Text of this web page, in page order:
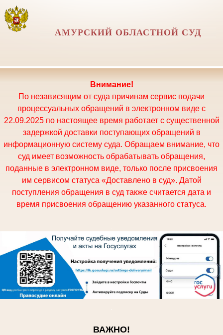
АМУРСКИЙ ОБЛАСТНОЙ СУД
Внимание!
По независящим от суда причинам сервис подачи
процессуальных обращений в электронном виде с
22.09.2025 по настоящее время работает с существенной
задержкой доставки поступающих обращений в
информационную систему суда. Обращаем внимание, что
суд имеет возможность обрабатывать обращения,
поданные в электронном виде, только после присвоения
им сервисом статуса «Доставлено в суд». Датой
поступления обращения в суд также считается дата и
время присвоения обращению указанного статуса.
ВАЖНО!